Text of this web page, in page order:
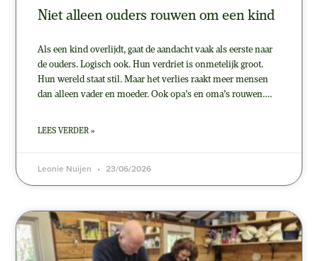
Niet alleen ouders rouwen om een kind
Als een kind overlijdt, gaat de aandacht vaak als eerste naar
de ouders. Logisch ook. Hun verdriet is onmetelijk groot.
Hun wereld staat stil. Maar het verlies raakt meer mensen
dan alleen vader en moeder. Ook opa’s en oma’s rouwen….
LEES VERDER »
Leonie Nuijen 23/06/2026